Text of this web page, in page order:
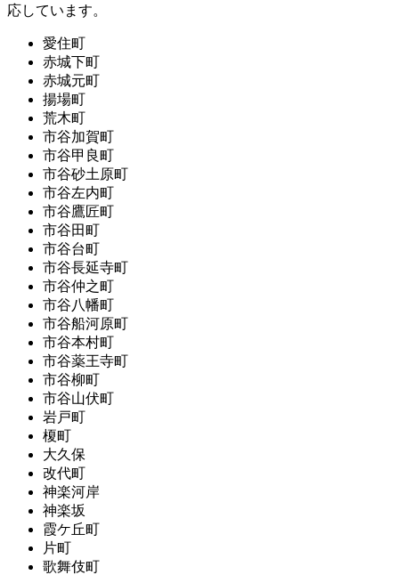
応しています。
愛住町
赤城下町
赤城元町
揚場町
荒木町
市谷加賀町
市谷甲良町
市谷砂土原町
市谷左内町
市谷鷹匠町
市谷田町
市谷台町
市谷長延寺町
市谷仲之町
市谷八幡町
市谷船河原町
市谷本村町
市谷薬王寺町
市谷柳町
市谷山伏町
岩戸町
榎町
大久保
改代町
神楽河岸
神楽坂
霞ケ丘町
片町
歌舞伎町